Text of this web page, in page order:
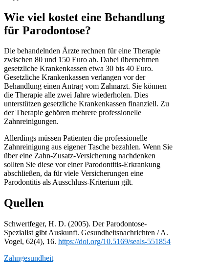
Wie viel kostet eine Behandlung
für Parodontose?
Die behandelnden Ärzte rechnen für eine Therapie
zwischen 80 und 150 Euro ab. Dabei übernehmen
gesetzliche Krankenkassen etwa 30 bis 40 Euro.
Gesetzliche Krankenkassen verlangen vor der
Behandlung einen Antrag vom Zahnarzt. Sie können
die Therapie alle zwei Jahre wiederholen. Dies
unterstützen gesetzliche Krankenkassen finanziell. Zu
der Therapie gehören mehrere professionelle
Zahnreinigungen.
Allerdings müssen Patienten die professionelle
Zahnreinigung aus eigener Tasche bezahlen. Wenn Sie
über eine Zahn-Zusatz-Versicherung nachdenken
sollten Sie diese vor einer Parodontitis-Erkrankung
abschließen, da für viele Versicherungen eine
Parodontitis als Ausschluss-Kriterium gilt.
Quellen
Schwertfeger, H. D. (2005). Der Parodontose-
Spezialist gibt Auskunft. Gesundheitsnachrichten / A.
Vogel, 62(4), 16. https://doi.org/10.5169/seals-551854
Zahngesundheit